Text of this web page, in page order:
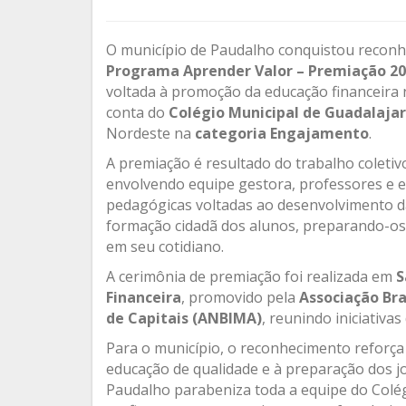
O município de Paudalho conquistou
Programa Aprender Valor – Premiação
voltada à promoção da educação
conta do Colégio Municipal de
Nordeste na categoria Engajamento.
A premiação é resultado do trabalho
envolvendo equipe gestora, professores e
pedagógicas voltadas ao desenvolvimento
formação cidadã dos alunos, preparando-
em seu cotidiano.
A cerimônia de premiação foi realizada em
Financeira, promovido pela Associação
de Capitais (ANBIMA), reunindo
Para o município, o reconhecimento
educação de qualidade e à preparação
Paudalho parabeniza toda a equipe do